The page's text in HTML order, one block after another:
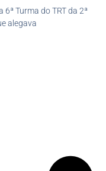
Turma do TRT da 2ª
alegava